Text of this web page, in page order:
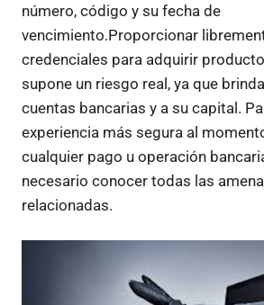
número, código y su fecha de
vencimiento.Proporcionar
credenciales para adquirir
supone un riesgo real, ya que
cuentas bancarias y a su capital.
experiencia más segura al
cualquier pago u operación
necesario conocer todas las
relacionadas.